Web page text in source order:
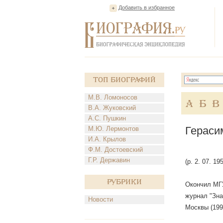
Добавить в избранное
Топ Биографий
М.В. Ломоносов
В.А. Жуковский
А.С. Пушкин
М.Ю. Лермонтов
И.А. Крылов
Ф.М. Достоевский
Г.Р. Державин
Рубрики
Новости
А Б В
(р. 2. 07.
Окончил
журнал
Москвы